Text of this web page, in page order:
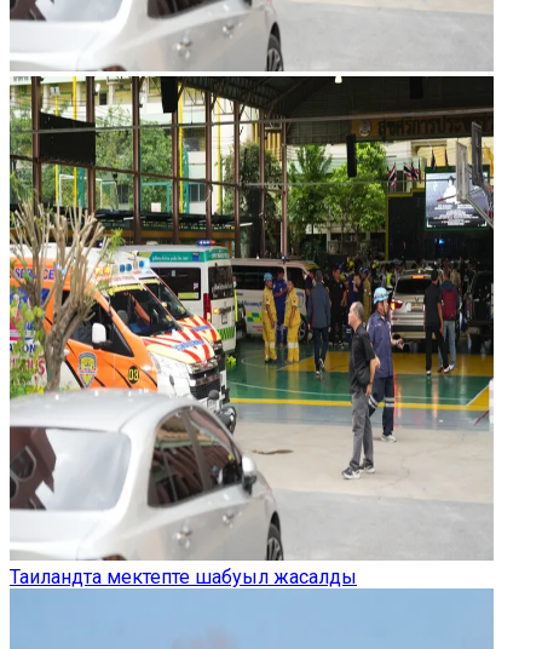
Таиландта мектепте шабуыл жасалды